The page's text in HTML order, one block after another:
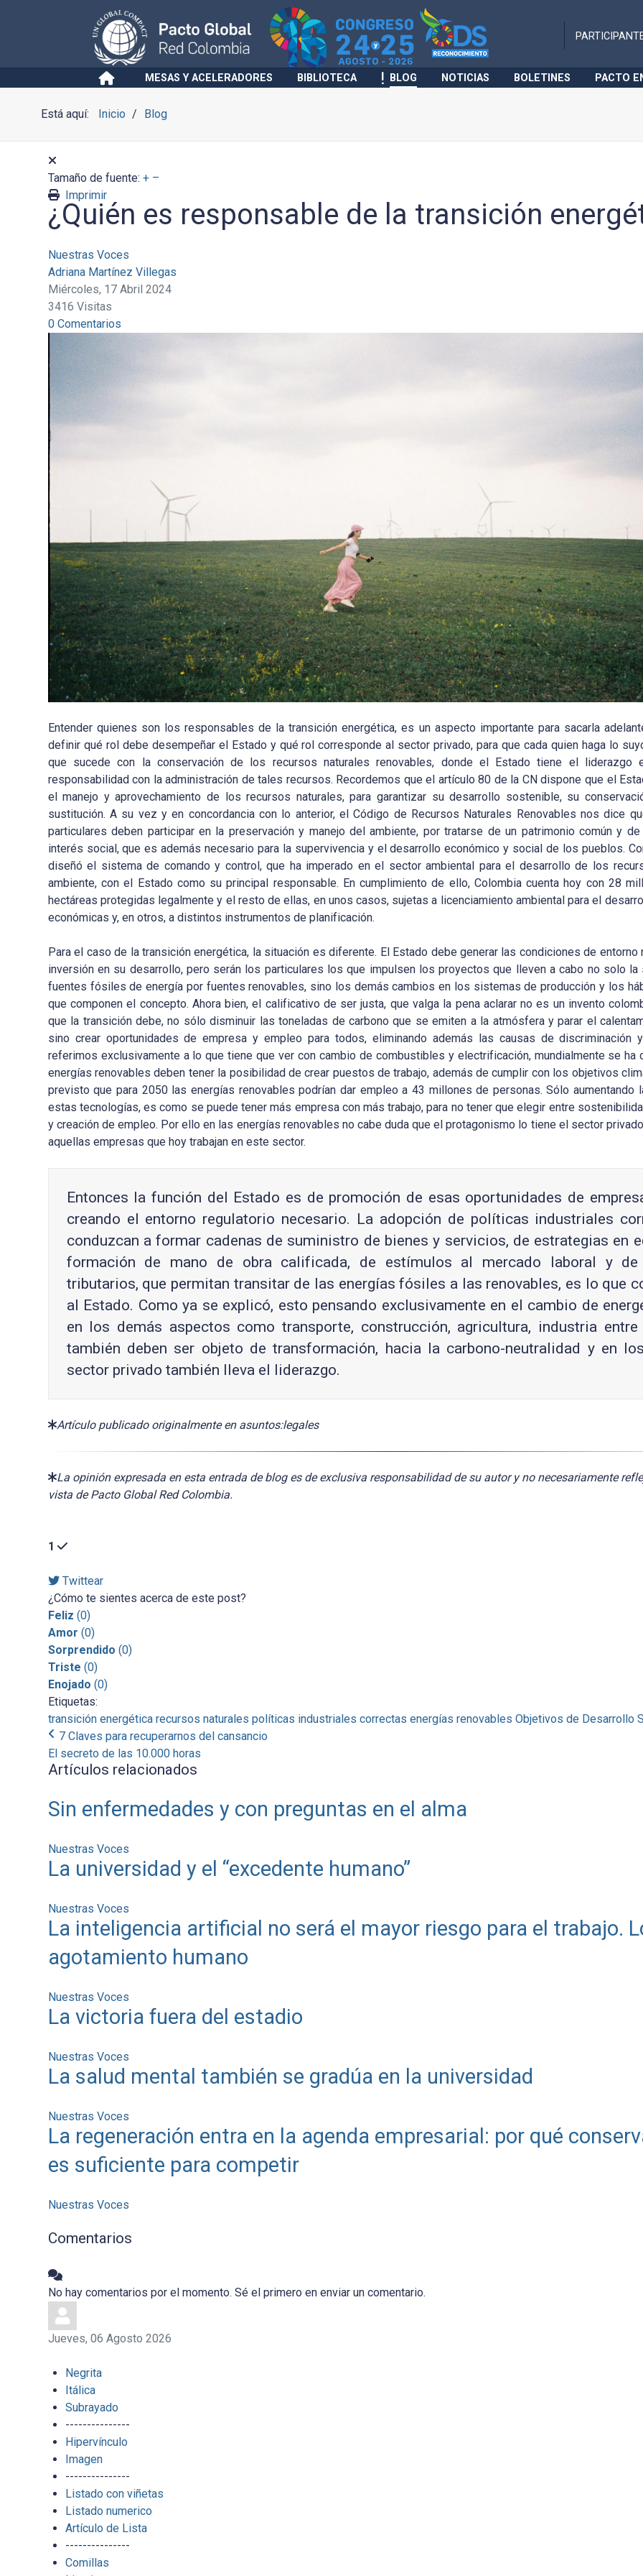
MESAS Y ACELERADORES BIBLIOTECA BLOG NOTICIAS BOLETINES PACTO
Está aquí: Inicio Blog
Tamaño de fuente: + –
Imprimir
¿Quién es responsable de la transición
Nuestras Voces
Adriana Martínez Villegas
Miércoles, 17 Abril 2024
3416 Visitas
0 Comentarios
Entender quienes son los responsables de la transición energética, es un aspecto importante para sacarla
definir qué rol debe desempeñar el Estado y qué rol corresponde al sector privado, para que cada quien haga lo
que sucede con la conservación de los recursos naturales renovables, donde el Estado tiene el liderazgo
responsabilidad con la administración de tales recursos. Recordemos que el artículo 80 de la CN dispone que el
el manejo y aprovechamiento de los recursos naturales, para garantizar su desarrollo sostenible, su
sustitución. A su vez y en concordancia con lo anterior, el Código de Recursos Naturales Renovables nos dice
particulares deben participar en la preservación y manejo del ambiente, por tratarse de un patrimonio común y
interés social, que es además necesario para la supervivencia y el desarrollo económico y social de los pueblos.
diseñó el sistema de comando y control, que ha imperado en el sector ambiental para el desarrollo de los
ambiente, con el Estado como su principal responsable. En cumplimiento de ello, Colombia cuenta hoy con 28
hectáreas protegidas legalmente y el resto de ellas, en unos casos, sujetas a licenciamiento ambiental para el
económicas y, en otros, a distintos instrumentos de planificación.
Para el caso de la transición energética, la situación es diferente. El Estado debe generar las condiciones de entorno
inversión en su desarrollo, pero serán los particulares los que impulsen los proyectos que lleven a cabo no solo
fuentes fósiles de energía por fuentes renovables, sino los demás cambios en los sistemas de producción y los
que componen el concepto. Ahora bien, el calificativo de ser justa, que valga la pena aclarar no es un invento
que la transición debe, no sólo disminuir las toneladas de carbono que se emiten a la atmósfera y parar el
sino crear oportunidades de empresa y empleo para todos, eliminando además las causas de discriminación
referimos exclusivamente a lo que tiene que ver con cambio de combustibles y electrificación, mundialmente se ha
energías renovables deben tener la posibilidad de crear puestos de trabajo, además de cumplir con los objetivos
previsto que para 2050 las energías renovables podrían dar empleo a 43 millones de personas. Sólo aumentando
estas tecnologías, es como se puede tener más empresa con más trabajo, para no tener que elegir entre
y creación de empleo. Por ello en las energías renovables no cabe duda que el protagonismo lo tiene el sector
aquellas empresas que hoy trabajan en este sector.
Entonces la función del Estado es de promoción de esas oportunidades de
creando el entorno regulatorio necesario. La adopción de políticas industriales
conduzcan a formar cadenas de suministro de bienes y servicios, de estrategias en
formación de mano de obra calificada, de estímulos al mercado laboral y de
tributarios, que permitan transitar de las energías fósiles a las renovables, es lo que
al Estado. Como ya se explicó, esto pensando exclusivamente en el cambio de
en los demás aspectos como transporte, construcción, agricultura, industria
también deben ser objeto de transformación, hacia la carbono-neutralidad y en
sector privado también lleva el liderazgo.
Artículo publicado originalmente en asuntos:legales
La opinión expresada en esta entrada de blog es de exclusiva responsabilidad de su autor y no necesariamente
vista de Pacto Global Red Colombia.
1
Twittear
¿Cómo te sientes acerca de este post?
Feliz (0)
Amor (0)
Sorprendido (0)
Triste (0)
Enojado (0)
Etiquetas:
transición energética recursos naturales políticas industriales correctas energías renovables Objetivos de Desarrollo
7 Claves para recuperarnos del cansancio
El secreto de las 10.000 horas
Artículos relacionados
Sin enfermedades y con preguntas en el alma
Nuestras Voces
La universidad y el “excedente humano”
Nuestras Voces
La inteligencia artificial no será el mayor riesgo para el trabajo.
agotamiento humano
Nuestras Voces
La victoria fuera del estadio
Nuestras Voces
La salud mental también se gradúa en la universidad
Nuestras Voces
La regeneración entra en la agenda empresarial: por qué
es suficiente para competir
Nuestras Voces
Comentarios
No hay comentarios por el momento. Sé el primero en enviar un comentario.
Jueves, 06 Agosto 2026
Negrita
Itálica
Subrayado
---------------
Hipervínculo
Imagen
---------------
Listado con viñetas
Listado numerico
Artículo de Lista
---------------
Comillas